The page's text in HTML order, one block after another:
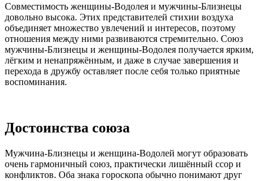
Совместимость женщины-Водолея и мужчины-Близнецы
довольно высока. Этих представителей стихии воздуха
объединяет множество увлечений и интересов, поэтому
отношения между ними развиваются стремительно. Союз
мужчины-Близнецы и женщины-Водолея получается ярким,
лёгким и ненапряжённым, и даже в случае завершения и
перехода в дружбу оставляет после себя только приятные
воспоминания.
Достоинства союза
Мужчина-Близнецы и женщина-Водолей могут образовать
очень гармоничный союз, практически лишённый ссор и
конфликтов. Оба знака гороскопа обычно понимают друг